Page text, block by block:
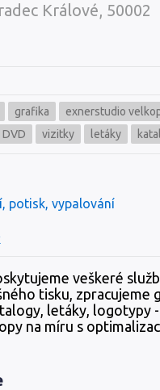
Králové, 50002
grafika
exnerstudio
vizitky letáky
potisk, vypalování
veškeré
tisku, zpracujeme
letáky, logotypy -
na míru s